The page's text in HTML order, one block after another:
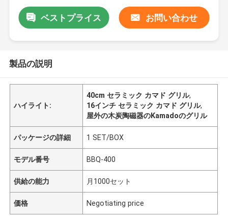
ベストプライス お問い合わせ
製品の説明
ハイライト:
40cm セラミック カマド グリル,
16インチ セラミック カマド グリル,
屋外の木炭陶磁器のKamadoのグリル
パッケージの詳細 1 SET/BOX
モデル番号 BBQ-400
供給の能力 月1000セット
価格 Negotiating price